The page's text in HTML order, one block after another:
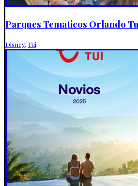
Parques Tematicos Orlando
Disney,Tui